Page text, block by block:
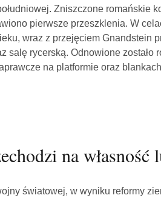
Zniszczone romańskie
pierwsze przeszklenia. W
wraz z przejęciem Gnandstein
salę rycerską. Odnowione
na platformie oraz
na własność
światowej, w wyniku reformy